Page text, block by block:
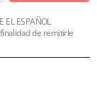
EL ESPAÑOL
de remitirle